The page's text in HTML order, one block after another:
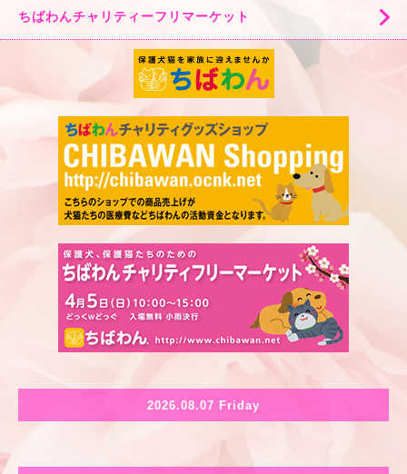
ちばわんチャリティーフリマーケット
2026.08.07 Friday